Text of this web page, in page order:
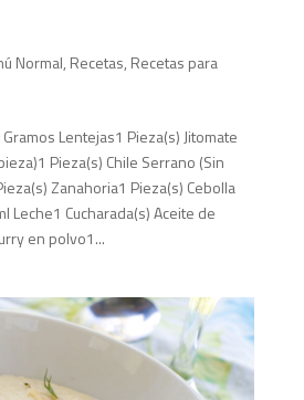
Normal, Recetas, Recetas para
Lentejas1 Pieza(s) Jitomate
Pieza(s) Chile Serrano (Sin
Zanahoria1 Pieza(s) Cebolla
Leche1 Cucharada(s) Aceite de
en polvo1...